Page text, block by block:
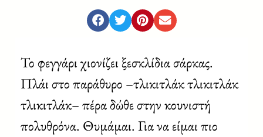
Το φεγγάρι χιονίζει ξεσκλίδια σάρκας.
Πλάι στο παράθυρο –τλικιτλάκ τλικιτλάκ
τλικιτλάκ– πέρα δώθε στην κουνιστή
πολυθρόνα. Θυμάμαι. Για να είμαι πιο